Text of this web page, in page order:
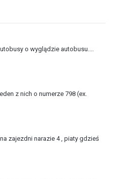
o wyglądzie autobusu....
z nich o numerze 798 (ex.
zajezdni narazie 4 , piaty gdzieś